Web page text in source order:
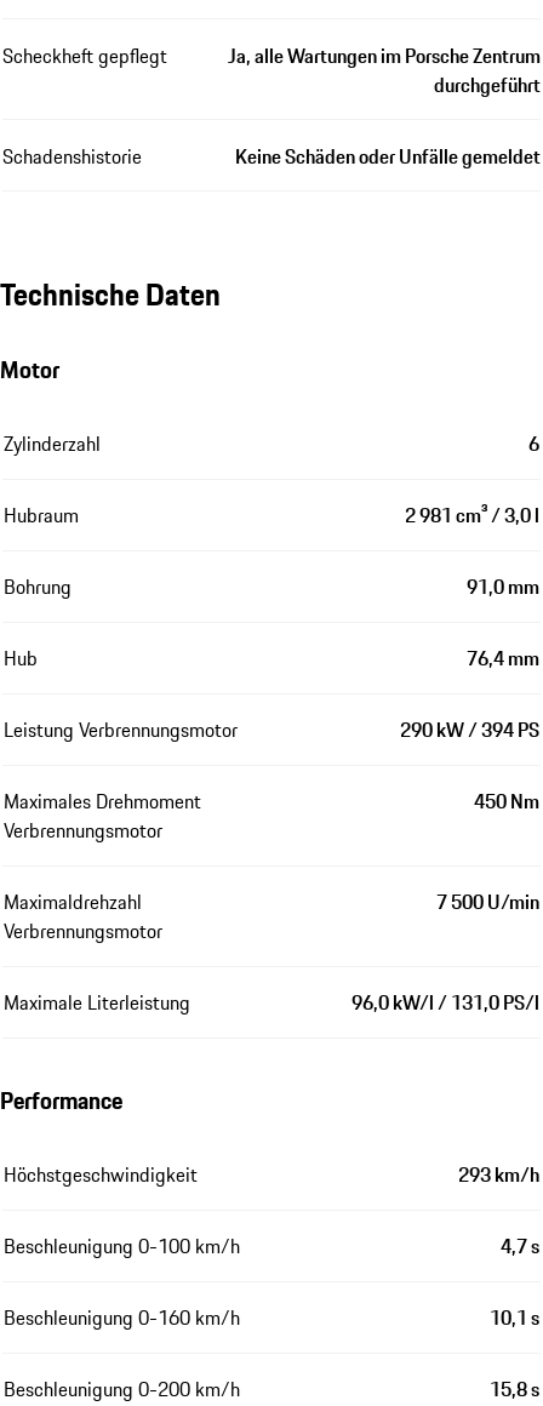
Scheckheft gepflegt
Ja, alle Wartungen im Porsche Zentrum
durchgeführt
Schadenshistorie Keine Schäden oder Unfälle gemeldet
Technische Daten
Motor
Zylinderzahl 6
Hubraum 2 981 cm³ / 3,0 l
Bohrung 91,0 mm
Hub 76,4 mm
Leistung Verbrennungsmotor 290 kW / 394 PS
Maximales Drehmoment
Verbrennungsmotor
450 Nm
Maximaldrehzahl
Verbrennungsmotor
7 500 U/min
Maximale Literleistung 96,0 kW/l / 131,0 PS/l
Performance
Höchstgeschwindigkeit 293 km/h
Beschleunigung 0-100 km/h 4,7 s
Beschleunigung 0-160 km/h 10,1 s
Beschleunigung 0-200 km/h 15,8 s